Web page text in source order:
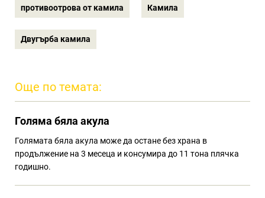
противоотрова от камила Камила
Двугърба камила
Още по темата:
Голяма бяла акула
Голямата бяла акула може да остане без храна в
продължение на 3 месеца и консумира до 11 тона плячка
годишно.